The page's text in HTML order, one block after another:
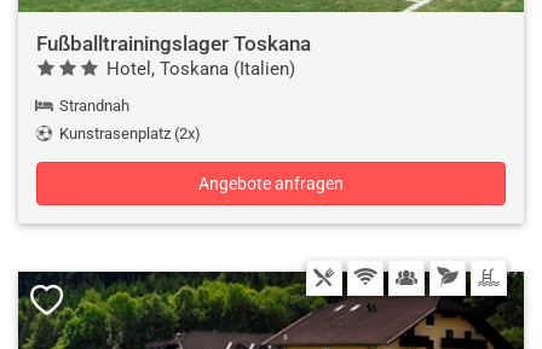
Fußballtrainingslager Toskana
Hotel, Toskana (Italien)
Strandnah
Kunstrasenplatz (2x)
Angebote anfragen